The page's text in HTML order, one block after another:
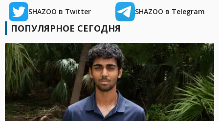
SHAZOO в Twitter SHAZOO в Telegram
ПОПУЛЯРНОЕ СЕГОДНЯ